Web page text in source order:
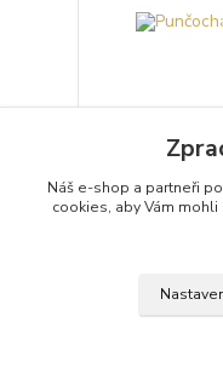
Punčocháče
rozkroku (Open
Náš e-shop a partneři
cookies, aby Vám